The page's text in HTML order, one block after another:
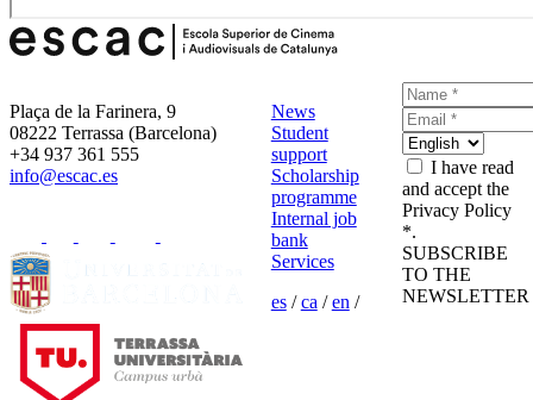
Plaça de la Farinera, 9
08222 Terrassa (Barcelona)
+34 937 361 555
info@escac.es
News
Student
support
Scholarship
programme
Internal job
bank
Services
es/ca /en /
I have read
and accept the
Privacy Policy
*.
SUBSCRIBE
TO THE
NEWSLETTER